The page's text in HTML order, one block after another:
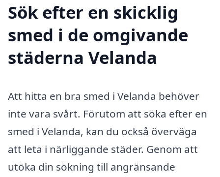
Sök efter en skicklig
smed i de omgivande
städerna Velanda
Att hitta en bra smed i Velanda behöver
inte vara svårt. Förutom att söka efter en
smed i Velanda, kan du också överväga
att leta i närliggande städer. Genom att
utöka din sökning till angränsande